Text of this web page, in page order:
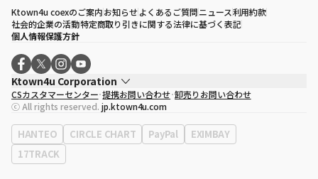
Ktown4u coexのご案内お知らせよくあるご質問ニュース利用約款
社会的企業の活動特定商取り引きに関する法律に基づく表記
個人情報保護方針
Ktown4u Corporation
代表取締役
ソン・ヒョミン
事業者登録番号120-87-71116
eContext
0120-23-7523
事務所住所
ソウル特別市江南区永東大路513、3階(三成洞、coex)
CSカスタマーセンター 提携お問い合わせ 卸売りお問い合わせ
ⓒ All rights reserved. jp.ktown4u.com
HANTEO CIRCLE CHART PayPal
EXIMBAY
17TRACK